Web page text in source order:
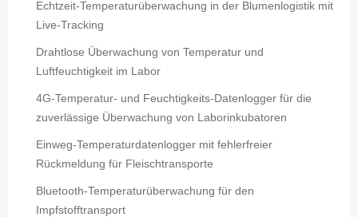
Echtzeit-Temperaturüberwachung in der Blumenlogistik mit
Live-Tracking
Drahtlose Überwachung von Temperatur und
Luftfeuchtigkeit im Labor
4G-Temperatur- und Feuchtigkeits-Datenlogger für die
zuverlässige Überwachung von Laborinkubatoren
Einweg-Temperaturdatenlogger mit fehlerfreier
Rückmeldung für Fleischtransporte
Bluetooth-Temperaturüberwachung für den
Impfstofftransport